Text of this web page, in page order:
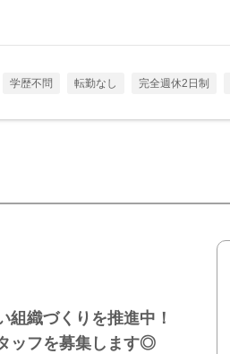
学歴不問 転勤なし 完全週休2日制
組織づくりを推進中！
ッフを募集します◎